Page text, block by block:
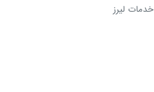
خدمات لیرز